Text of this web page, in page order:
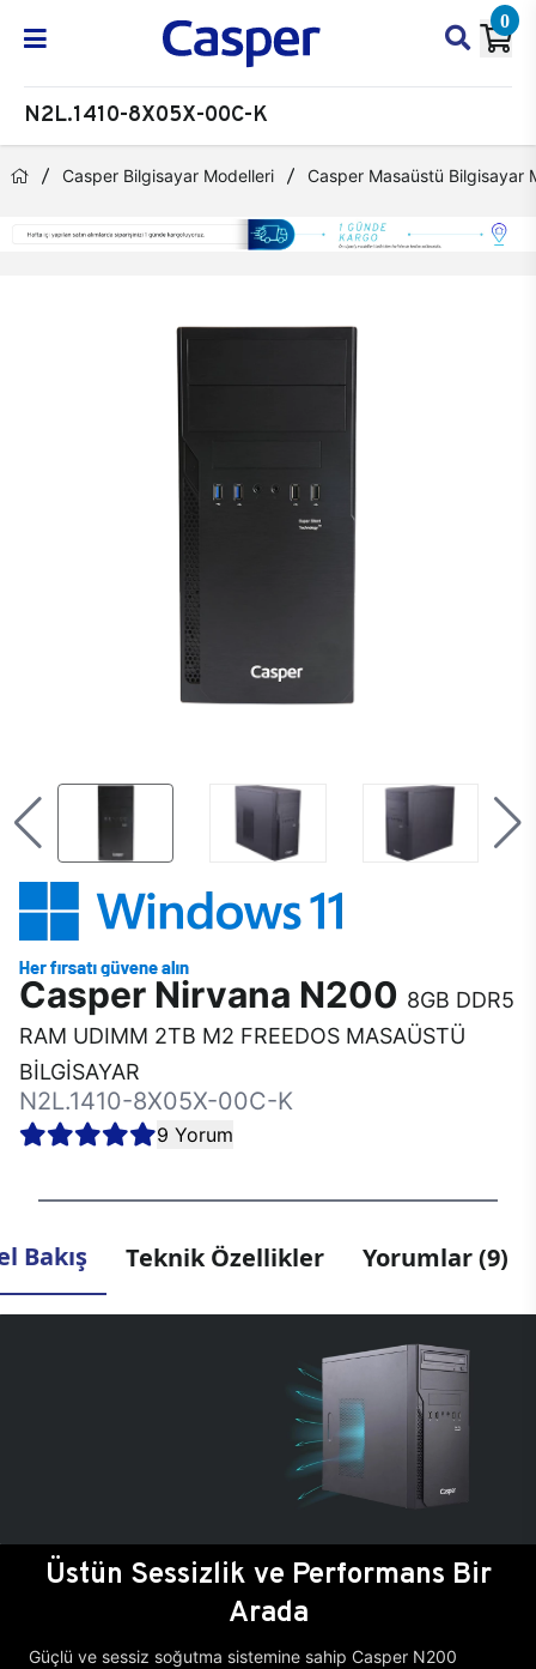
0
N2L.1410-8X05X-00C-K
Casper Bilgisayar Modelleri Casper Masaüstü Bilgisayar
Casper Nirvana N200 8GB DDR5
RAM UDIMM 2TB M2 FREEDOS MASAÜSTÜ
BİLGİSAYAR
N2L.1410-8X05X-00C-K
9 Yorum
Bakış Teknik Özellikler Yorumlar (9)
Üstün Sessizlik ve Performans Bir
Arada
Güçlü ve sessiz soğutma sistemine sahip Casper N200